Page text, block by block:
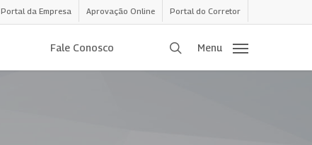
Portal da Empresa Aprovação Online Portal do Corretor
Fale Conosco procurar
Menu